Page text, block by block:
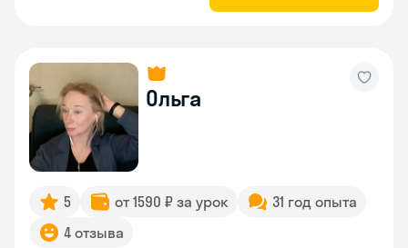
Ольга
5 от 1590 ₽ за урок
31 год опыта
4 отзыва